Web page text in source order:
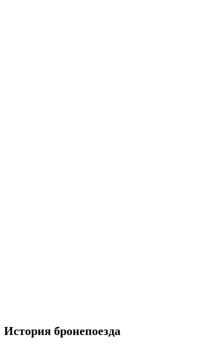
История бронепоезда